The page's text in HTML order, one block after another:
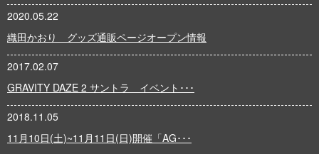
2020.05.22
織田かおり グッズ通販ページオープン情報
2017.02.07
GRAVITY DAZE 2 サントラ イベント･･･
2018.11.05
11月10日(土)~11月11日(日)開催「AG･･･